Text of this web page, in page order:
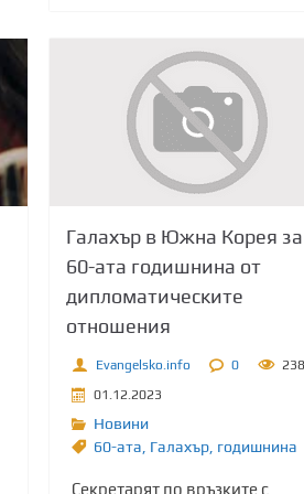
Галахър в Южна Корея за
60-ата годишнина от
дипломатическите
отношения
Evangelsko.info 0
238
01.12.2023
Новини
60-ата Галахър, годишнина
Секретарят по връзките с